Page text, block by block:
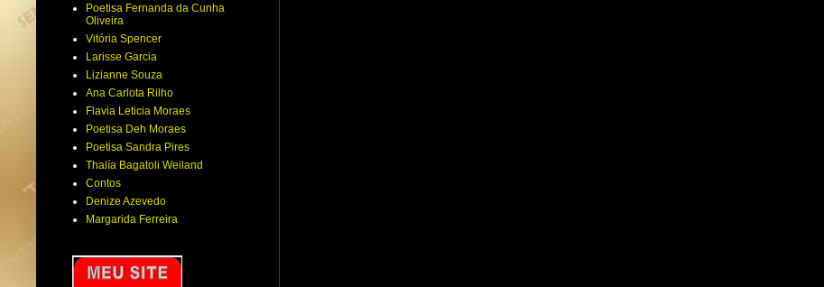
Poetisa Fernanda da Cunha
Oliveira
Vitória Spencer
Larisse Garcia
Lizianne Souza
Ana Carlota Rilho
Flavia Leticia Moraes
Poetisa Deh Moraes
Poetisa Sandra Pires
Thalía Bagatoli Weiland
Contos
Denize Azevedo
Margarida Ferreira